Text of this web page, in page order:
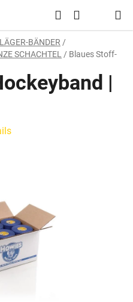
Suchen
BÄNDER /
SCHACHTEL / Blaues Stoff-
|